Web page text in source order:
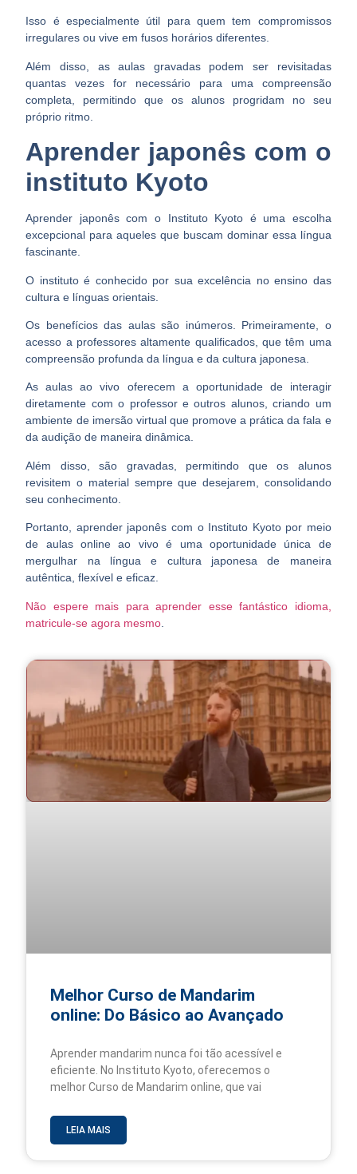
Isso é especialmente útil para quem tem compromissos
irregulares ou vive em fusos horários diferentes.
Além disso, asaulas gravadas podem ser revisitadas
quantas vezes for necessário para uma compreensão
completa, permitindo que os alunos progridam no seu
próprio ritmo.
Aprender japonês com o
instituto Kyoto
Aprender japonês com o Instituto Kyoto é uma escolha
excepcional para aqueles que buscam dominar essa língua
fascinante.
O instituto é conhecido por sua excelência no ensino das
cultura e línguas orientais.
Os benefícios das aulas são inúmeros. Primeiramente, o
acesso a professores altamente qualificados, que têm uma
compreensão profunda da língua e da cultura japonesa.
As aulas ao vivo oferecem a oportunidade de interagir
diretamente com o professor e outros alunos, criando um
ambiente de imersão virtual que promove a prática da fala e
da audição de maneira dinâmica.
Além disso, são gravadas, permitindo que os alunos
revisitem o material sempre que desejarem, consolidando
seu conhecimento.
Portanto, aprender japonês com oInstituto Kyotopor meio
de aulas online ao vivo é uma oportunidade única de
mergulhar na língua e cultura japonesa de maneira
autêntica, flexível e eficaz.
Não espere mais para aprender esse fantástico idioma,
matricule-se agora mesmo
Melhor Curso de Mandarim
online: Do Básico ao Avançado
Aprender mandarim nunca foi tão acessível e
eficiente. No Instituto Kyoto, oferecemos o
melhor Curso de Mandarim online, que vai
LEIA MAIS